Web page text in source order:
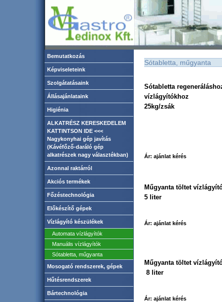
Bemutatkozás
Képviseleteink
Szolgátatásaink
Állásajánlataink
Higiénia
ALKATRÉSZ KERESKEDELEM
KATTINTSON IDE <<<
Nagykonyhai gép javítás
(Kávéfőző-daráló gép
alkatrészek nagy választékban)
Azonnal raktárról
Akciós termékek
Főzéstechnológia
Előkészítő gépek
Vízlágyító készülékek
Automata vízlágyítók
Manuális vízlágyítók
Sótabletta, műgyanta
Mosogató rendszerek, gépek
Hűtésrendszerek
Bártechnológia
Sótabletta, műgyanta
Sótabletta
vízlágyítókhoz
25kg/zsák
Ár: ajánlat kérés
Műgyanta töltet
5 liter
Ár: ajánlat kérés
Műgyanta töltet
8 liter
Ár: ajánlat kérés